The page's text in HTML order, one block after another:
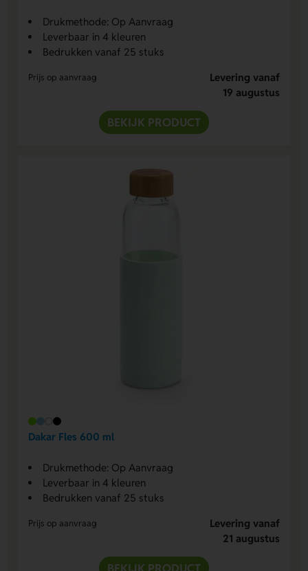
Drukmethode: Op Aanvraag
Leverbaar in 4 kleuren
Bedrukken vanaf 25 stuks
Prijs op aanvraag
Levering vanaf
19 augustus
BEKIJK PRODUCT
Dakar Fles 600 ml
Drukmethode: Op Aanvraag
Leverbaar in 4 kleuren
Bedrukken vanaf 25 stuks
Prijs op aanvraag
Levering vanaf
21 augustus